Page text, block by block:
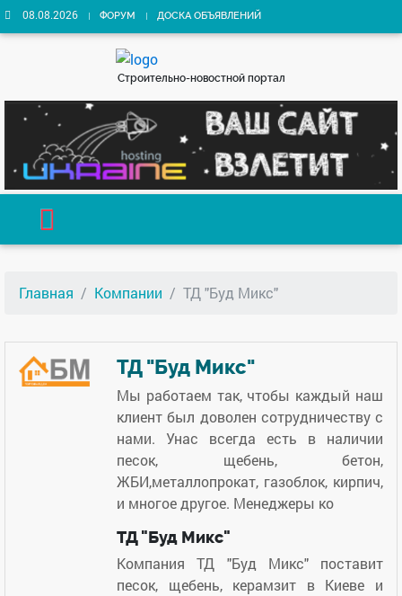
08.08.2026 ФОРУМ ДОСКА ОБЪЯВЛЕНИЙ
Строительно-новостной портал
Главная Компании ТД "Буд Микс"
ТД "Буд Микс"
Мы работаем так, чтобы каждый наш
клиент был доволен сотрудничеству с
нами. Унас всегда есть в наличии
песок, щебень, бетон,
ЖБИ,металлопрокат, газоблок, кирпич,
и многое другое. Менеджеры ко
ТД "Буд Микс"
Компания ТД "Буд Микс" поставит
песок, щебень, керамзит в Киеве и